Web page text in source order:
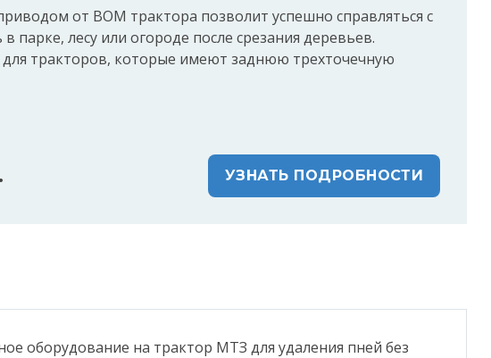
от ВОМ трактора позволит успешно справляться с
парке, лесу или огороде после срезания деревьев.
тракторов, которые имеют заднюю трехточечную
УЗНАТЬ ПОДРОБНОСТИ
оборудование на трактор МТЗ для удаления пней без